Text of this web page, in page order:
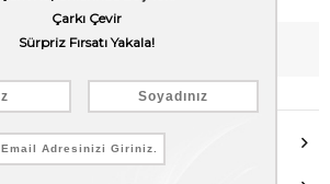
WhatsApp’tan Bilgi Al